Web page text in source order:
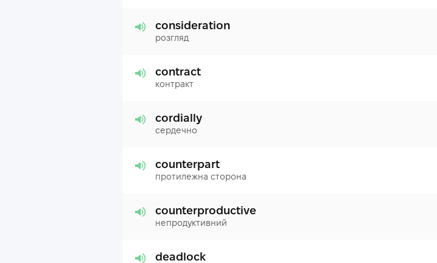
consideration
розгляд
contract
контракт
cordially
сердечно
counterpart
протилежна сторона
counterproductive
непродуктивний
deadlock